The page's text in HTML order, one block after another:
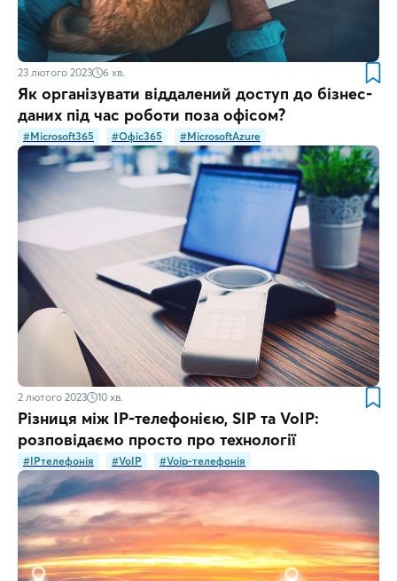
23 лютого 2023 6 хв.
Як організувати віддалений доступ до бізнес-
даних під час роботи поза офісом?
#Microsoft365 #Офіс365 #MicrosoftAzure
2 лютого 2023 10 хв.
Різниця між IP-телефонією, SIP та VoIP:
розповідаємо просто про технології
#IPтелефонія #VoIP #Voip-телефонія